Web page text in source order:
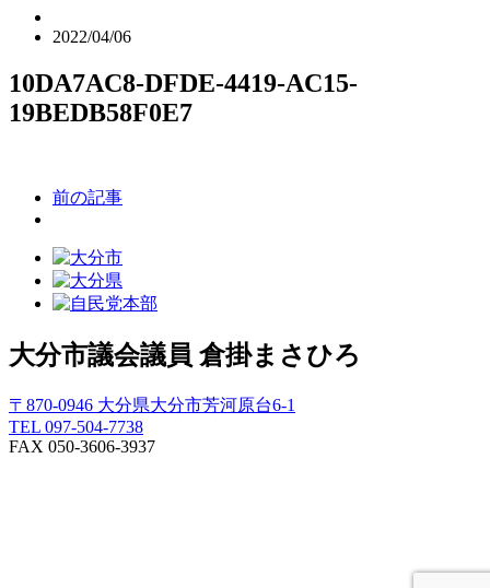
2022/04/06
10DA7AC8-DFDE-4419-AC15-
19BEDB58F0E7
前の記事
大分市議会議員 倉掛まさひろ
〒870-0946 大分県大分市芳河原台6-1
TEL 097-504-7738
FAX 050-3606-3937